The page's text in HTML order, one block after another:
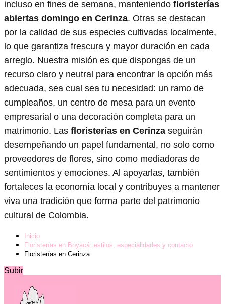
incluso en fines de semana, manteniendo floristerías
abiertas domingo en Cerinza. Otras se destacan
por la calidad de sus especies cultivadas localmente,
lo que garantiza frescura y mayor duración en cada
arreglo. Nuestra misión es que dispongas de un
recurso claro y neutral para encontrar la opción más
adecuada, sea cual sea tu necesidad: un ramo de
cumpleaños, un centro de mesa para un evento
empresarial o una decoración completa para un
matrimonio. Las floristerías en Cerinza seguirán
desempeñando un papel fundamental, no solo como
proveedores de flores, sino como mediadoras de
sentimientos y emociones. Al apoyarlas, también
fortaleces la economía local y contribuyes a mantener
viva una tradición que forma parte del patrimonio
cultural de Colombia.
Inicio
Floristerías en Boyacá: estilos, especialidades y contacto
Floristerías en Cerinza
Subir